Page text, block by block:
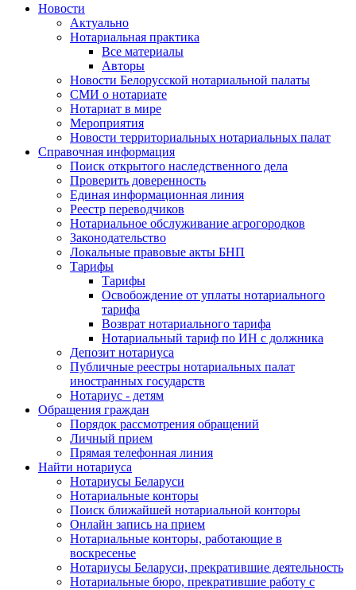
Новости
Актуально
Нотариальная практика
Все материалы
Авторы
Новости Белорусской нотариальной палаты
СМИ о нотариате
Нотариат в мире
Мероприятия
Новости территориальных нотариальных палат
Справочная информация
Поиск открытого наследственного дела
Проверить доверенность
Единая информационная линия
Реестр переводчиков
Нотариальное обслуживание агрогородков
Законодательство
Локальные правовые акты БНП
Тарифы
Тарифы
Освобождение от уплаты нотариального
тарифа
Возврат нотариального тарифа
Нотариальный тариф по ИН с должника
Депозит нотариуса
Публичные реестры нотариальных палат
иностранных государств
Нотариус - детям
Обращения граждан
Порядок рассмотрения обращений
Личный прием
Прямая телефонная линия
Найти нотариуса
Нотариусы Беларуси
Нотариальные конторы
Поиск ближайшей нотариальной конторы
Онлайн запись на прием
Нотариальные конторы, работающие в
воскресенье
Нотариусы Беларуси, прекратившие деятельность
Нотариальные бюро, прекратившие работу с